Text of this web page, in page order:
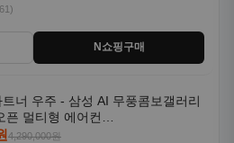
N쇼핑구매
너 우주 - 삼성 AI 무풍콤보갤러리
픈 멀티형 에어컨
기본설치포함
4,290,000원